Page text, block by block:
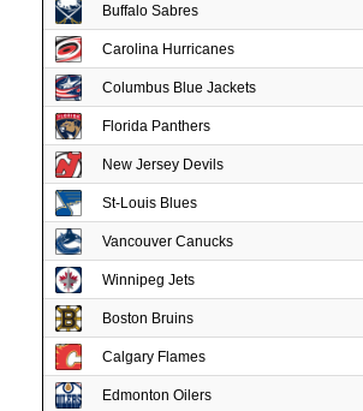
Buffalo Sabres
Carolina Hurricanes
Columbus Blue Jackets
Florida Panthers
New Jersey Devils
St-Louis Blues
Vancouver Canucks
Winnipeg Jets
Boston Bruins
Calgary Flames
Edmonton Oilers